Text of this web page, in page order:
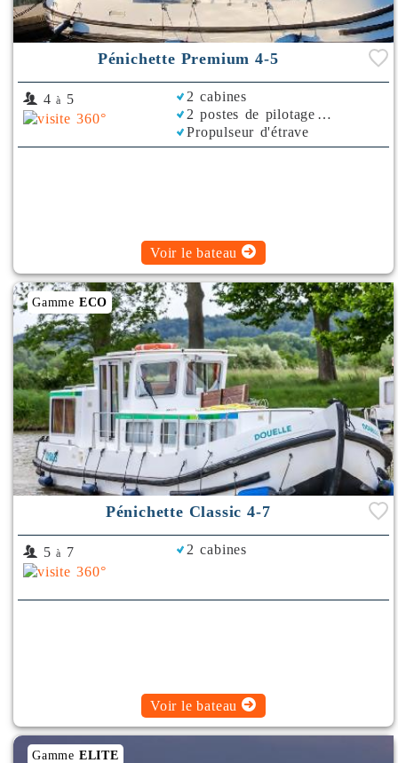
Pénichette Premium 4-5
4 à 5
2 cabines
2 postes de pilotage
Propulseur d'étrave
Voir le bateau
Gamme ECO
Pénichette Classic 4-7
5 à 7 2 cabines
Voir le bateau
Gamme ELITE